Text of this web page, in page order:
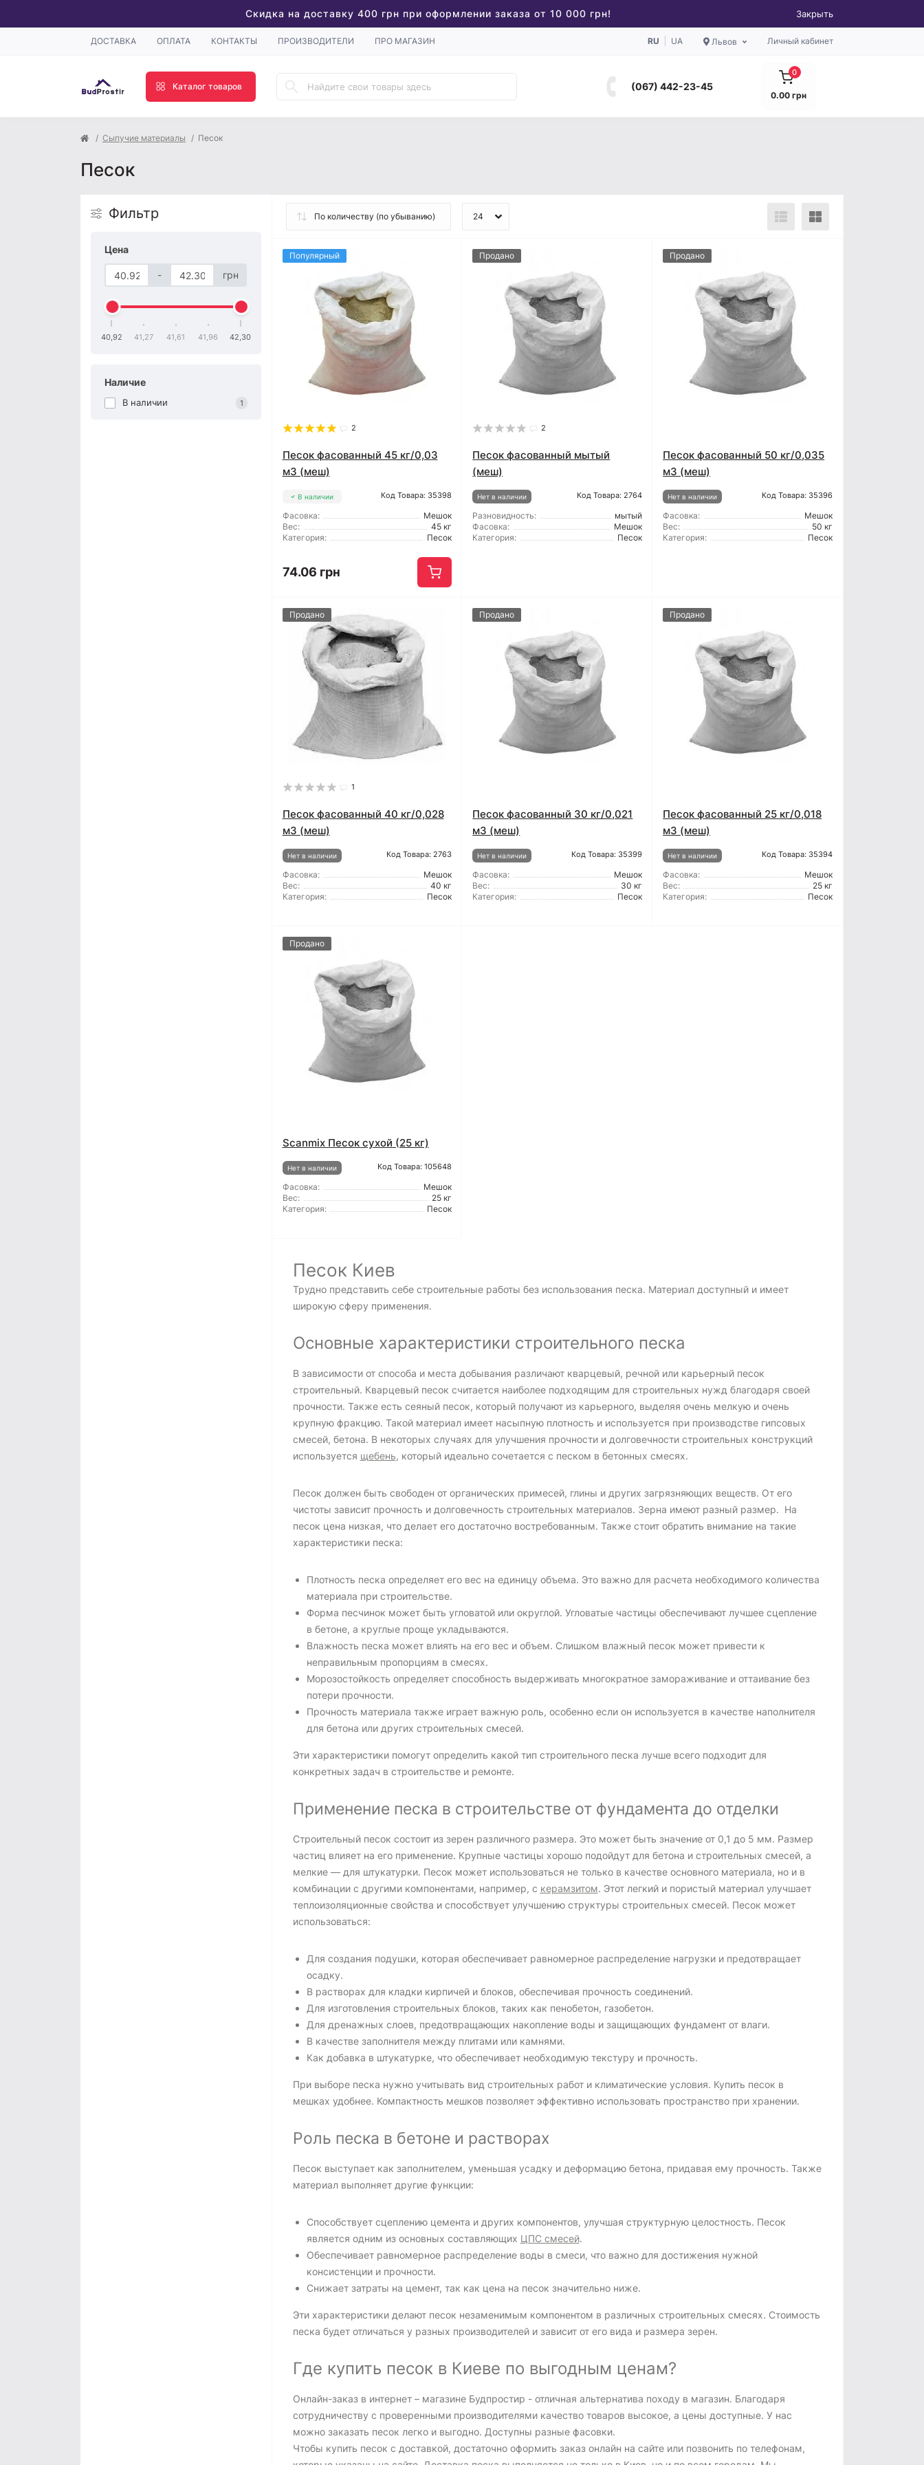
Скидка на доставку 400 грн при оформлении заказа от 10 000 грн! Закрыть
ДОСТАВКА ОПЛАТА КОНТАКТЫ ПРОИЗВОДИТЕЛИ ПРО МАГАЗИН RU UA Львов Личный кабинет
Каталог товаров (067) 442-23-45
0
0.00 грн
Сыпучие материалы Песок
Песок
Фильтр
Цена
- грн
40,92 41,27 41,61 41,96 42,30
Наличие
В наличии 1
Популярный
2
Песок фасованный 45 кг/0,03
м3 (меш)
В наличии Код Товара: 35398
Фасовка:
Мешок
Вес:
45 кг
Категория:
Песок
74.06 грн
Продано
2
Песок фасованный мытый
(меш)
Нет в наличии Код Товара: 2764
Разновидность:
мытый
Фасовка:
Мешок
Категория:
Песок
Продано
Песок фасованный 50 кг/0,035
м3 (меш)
Нет в наличии Код Товара: 35396
Фасовка:
Мешок
Вес:
50 кг
Категория:
Песок
Продано
1
Песок фасованный 40 кг/0,028
м3 (меш)
Нет в наличии Код Товара: 2763
Фасовка:
Мешок
Вес:
40 кг
Категория:
Песок
Продано
Песок фасованный 30 кг/0,021
м3 (меш)
Нет в наличии Код Товара: 35399
Фасовка:
Мешок
Вес:
30 кг
Категория:
Песок
Продано
Песок фасованный 25 кг/0,018
м3 (меш)
Нет в наличии Код Товара: 35394
Фасовка:
Мешок
Вес:
25 кг
Категория:
Песок
Продано
Scanmix Песок сухой (25 кг)
Нет в наличии Код Товара: 105648
Фасовка:
Мешок
Вес:
25 кг
Категория:
Песок
Песок Киев
Трудно представить себе строительные работы без использования песка. Материал доступный и имеет
широкую сферу применения.
Основные характеристики строительного песка
В зависимости от способа и места добывания различают кварцевый, речной или карьерный песок
строительный. Кварцевый песок считается наиболее подходящим для строительных нужд благодаря своей
прочности. Также есть сеяный песок, который получают из карьерного, выделяя очень мелкую и очень
крупную фракцию. Такой материал имеет насыпную плотность и используется при производстве гипсовых
смесей, бетона. В некоторых случаях для улучшения прочности и долговечности строительных конструкций
используется щебень, который идеально сочетается с песком в бетонных смесях.
Песок должен быть свободен от органических примесей, глины и других загрязняющих веществ. От его
чистоты зависит прочность и долговечность строительных материалов. Зерна имеют разный размер. На
песок цена низкая, что делает его достаточно востребованным. Также стоит обратить внимание на такие
характеристики песка:
Плотность песка определяет его вес на единицу объема. Это важно для расчета необходимого количества
материала при строительстве.
Форма песчинок может быть угловатой или округлой. Угловатые частицы обеспечивают лучшее сцепление
в бетоне, а круглые проще укладываются.
Влажность песка может влиять на его вес и объем. Слишком влажный песок может привести к
неправильным пропорциям в смесях.
Морозостойкость определяет способность выдерживать многократное замораживание и оттаивание без
потери прочности.
Прочность материала также играет важную роль, особенно если он используется в качестве наполнителя
для бетона или других строительных смесей.
Эти характеристики помогут определить какой тип строительного песка лучше всего подходит для
конкретных задач в строительстве и ремонте.
Применение песка в строительстве от фундамента до отделки
Строительный песок состоит из зерен различного размера. Это может быть значение от 0,1 до 5 мм. Размер
частиц влияет на его применение. Крупные частицы хорошо подойдут для бетона и строительных смесей, а
мелкие — для штукатурки. Песок может использоваться не только в качестве основного материала, но и в
комбинации с другими компонентами, например, с керамзитом. Этот легкий и пористый материал улучшает
теплоизоляционные свойства и способствует улучшению структуры строительных смесей. Песок может
использоваться:
Для создания подушки, которая обеспечивает равномерное распределение нагрузки и предотвращает
осадку.
В растворах для кладки кирпичей и блоков, обеспечивая прочность соединений.
Для изготовления строительных блоков, таких как пенобетон, газобетон.
Для дренажных слоев, предотвращающих накопление воды и защищающих фундамент от влаги.
В качестве заполнителя между плитами или камнями.
Как добавка в штукатурке, что обеспечивает необходимую текстуру и прочность.
При выборе песка нужно учитывать вид строительных работ и климатические условия. Купить песок в
мешках удобнее. Компактность мешков позволяет эффективно использовать пространство при хранении.
Роль песка в бетоне и растворах
Песок выступает как заполнителем, уменьшая усадку и деформацию бетона, придавая ему прочность. Также
материал выполняет другие функции:
Способствует сцеплению цемента и других компонентов, улучшая структурную целостность. Песок
является одним из основных составляющих ЦПС смесей.
Обеспечивает равномерное распределение воды в смеси, что важно для достижения нужной
консистенции и прочности.
Снижает затраты на цемент, так как цена на песок значительно ниже.
Эти характеристики делают песок незаменимым компонентом в различных строительных смесях. Стоимость
песка будет отличаться у разных производителей и зависит от его вида и размера зерен.
Где купить песок в Киеве по выгодным ценам?
Онлайн-заказ в интернет – магазине Будпростир - отличная альтернатива походу в магазин. Благодаря
сотрудничеству с проверенными производителями качество товаров высокое, а цены доступные. У нас
можно заказать песок легко и выгодно. Доступны разные фасовки.
Чтобы купить песок с доставкой, достаточно оформить заказ онлайн на сайте или позвонить по телефонам,